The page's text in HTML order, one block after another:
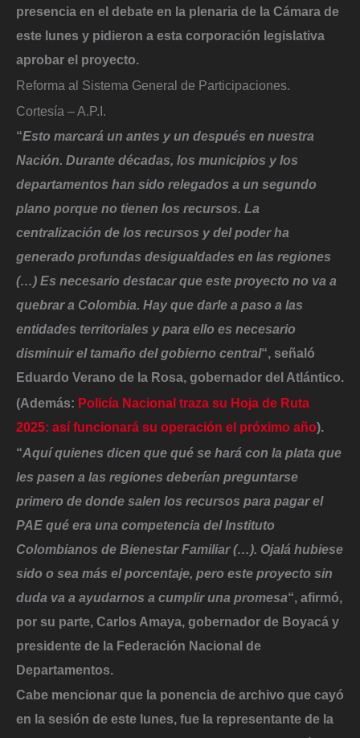
presencia en el debate en la plenaria de la Cámara de
este lunes y pidieron a esta corporación legislativa
aprobar el proyecto.
Reforma al Sistema General de Participaciones.
Cortesía – A.P.I.
“Esto marcará un antes y un después en nuestra
Nación. Durante décadas, los municipios y los
departamentos han sido relegados a un segundo
plano porque no tienen los recursos. La
centralización de los recursos y del poder ha
generado profundas desigualdades en las regiones
(…) Es necesario destacar que este proyecto no va a
quebrar a Colombia. Hay que darle a paso a las
entidades territoriales y para ello es necesario
disminuir el tamaño del gobierno central“, señaló
Eduardo Verano de la Rosa, gobernador del Atlántico.
(Además: Policía Nacional traza su Hoja de Ruta
2025: así funcionará su operación el próximo año).
“Aquí quienes dicen que qué se hará con la plata que
les pasen a las regiones deberían preguntarse
primero de donde salen los recursos para pagar el
PAE qué era una competencia del Instituto
Colombianos de Bienestar Familiar (…). Ojalá hubiese
sido o sea más el porcentaje, pero este proyecto sin
duda va a ayudarnos a cumplir una promesa“, afirmó,
por su parte, Carlos Amaya, gobernador de Boyacá y
presidente de la Federación Nacional de
Departamentos.
Cabe mencionar que la ponencia de archivo que cayó
en la sesión de este lunes, fue la representante de la